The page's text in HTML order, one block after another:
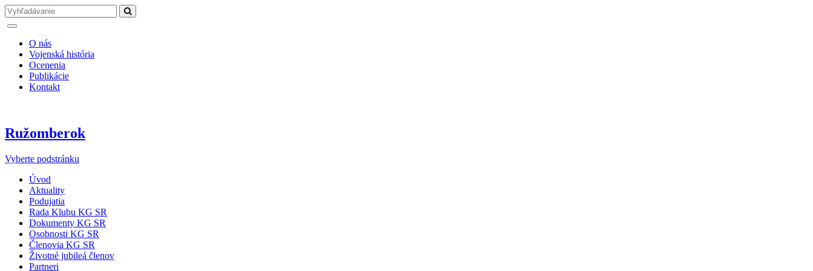
O nás
Vojenská história
Ocenenia
Publikácie
Kontakt
Ružomberok
Vyberte podstránku
Úvod
Aktuality
Podujatia
Rada Klubu KG SR
Dokumenty KG SR
Osobnosti KG SR
Členovia KG SR
Životné jubileá členov
Partneri